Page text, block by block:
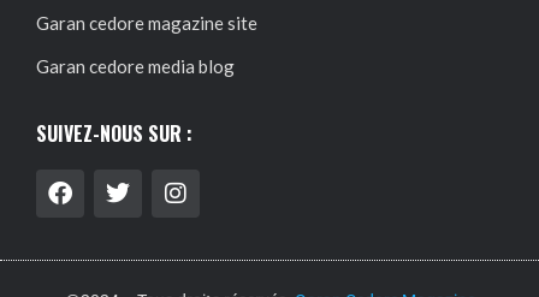
Garan cedore magazine site
Garan cedore media blog
SUIVEZ-NOUS SUR :